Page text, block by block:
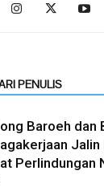
PENULIS
Baroeh dan
Jalin
Perlindungan